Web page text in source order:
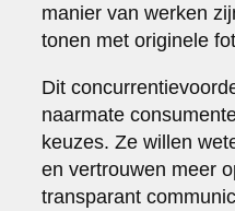
manier van werken
tonen met originele
Dit
naarmate
keuzes. Ze willen
en vertrouwen meer
transparant